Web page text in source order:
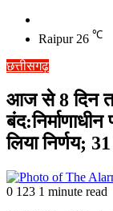
skin
Raipur 26 ℃
छत्तीसगढ़
आज से 8 दिन
लिया निर्णय;
0 123 1 minute read